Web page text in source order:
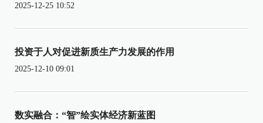
2025-12-25 10:52
投资于人对促进新质生产力发展的作用
2025-12-10 09:01
数实融合：“智”绘实体经济新蓝图